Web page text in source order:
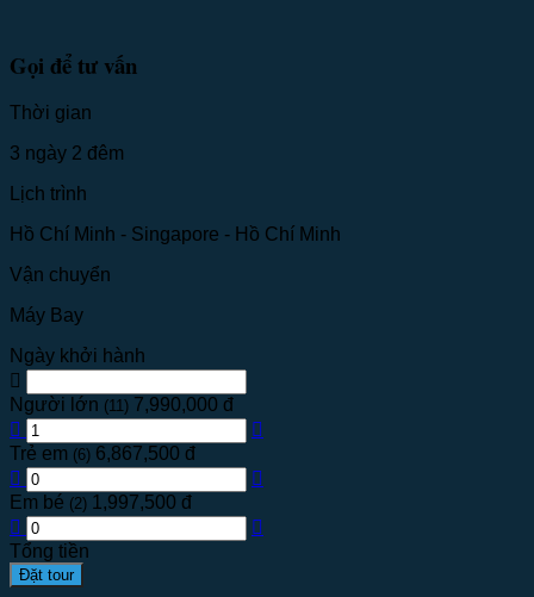
Gọi để tư vấn
Thời gian
3 ngày 2 đêm
Lịch trình
Hồ Chí Minh - Singapore - Hồ Chí Minh
Vận chuyển
Máy Bay
Ngày khởi hành
Người lớn (11) 7,990,000 đ
Trẻ em (6) 6,867,500 đ
Em bé (2) 1,997,500 đ
Tổng tiền
Đặt tour